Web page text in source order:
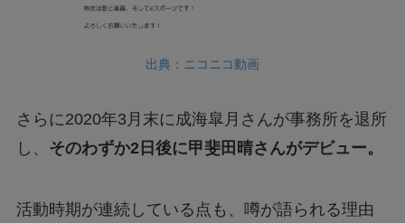
出典：ニコニコ動画
さらに2020年3月末に成海皐月さんが事務所を退所
し、 そのわずか2日後に甲斐田晴さんがデビュー。
活動時期が連続している点も、噂が語られる理由